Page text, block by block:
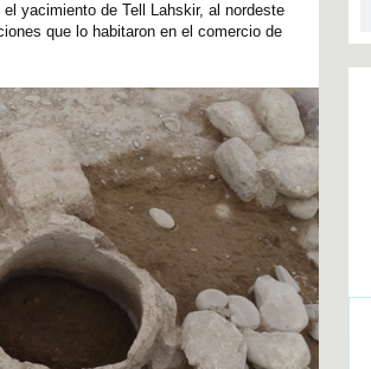
yacimiento de Tell Lahskir, al nordeste
que lo habitaron en el comercio de